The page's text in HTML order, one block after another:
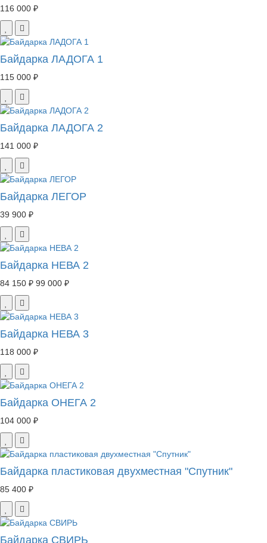
116 000 ₽
Байдарка ЛАДОГА 1
115 000 ₽
Байдарка ЛАДОГА 2
141 000 ₽
Байдарка ЛЕГОР
39 900 ₽
Байдарка НЕВА 2
84 150 ₽ 99 000 ₽
Байдарка НЕВА 3
118 000 ₽
Байдарка ОНЕГА 2
104 000 ₽
Байдарка пластиковая двухместная "Спутник"
85 400 ₽
Байдарка СВИРЬ